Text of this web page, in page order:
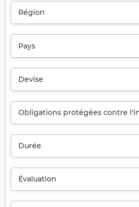
Région
Pays
Devise
Obligations protégées contre
Durée
Évaluation